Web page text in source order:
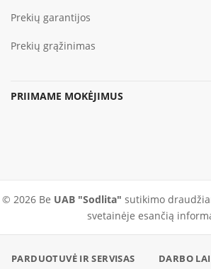
Prekių garantijos
Prekių grąžinimas
PRIIMAME MOKĖJIMUS
© 2026 Be UAB "Sodlita" sutikimo
svetainėje esančią
PARDUOTUVĖ IR SERVISAS
DARBO